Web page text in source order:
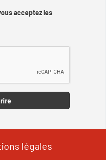
acceptez les
légales